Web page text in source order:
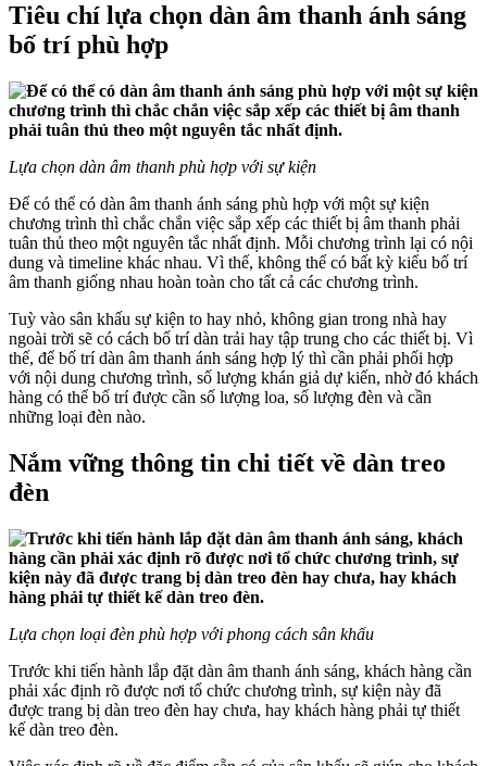
Tiêu chí lựa chọn dàn âm thanh ánh sáng
bố trí phù hợp
Lựa chọn dàn âm thanh phù hợp với sự kiện
Để có thể có dàn âm thanh ánh sáng phù hợp với một sự kiện
chương trình thì chắc chắn việc sắp xếp các thiết bị âm thanh phải
tuân thủ theo một nguyên tắc nhất định. Mỗi chương trình lại có nội
dung và timeline khác nhau. Vì thế, không thể có bất kỳ kiểu bố trí
âm thanh giống nhau hoàn toàn cho tất cả các chương trình.
Tuỳ vào sân khấu sự kiện to hay nhỏ, không gian trong nhà hay
ngoài trời sẽ có cách bố trí dàn trải hay tập trung cho các thiết bị. Vì
thế, để bố trí dàn âm thanh ánh sáng hợp lý thì cần phải phối hợp
với nội dung chương trình, số lượng khán giả dự kiến, nhờ đó khách
hàng có thể bố trí được cần số lượng loa, số lượng đèn và cần
những loại đèn nào.
Nắm vững thông tin chi tiết về dàn treo
đèn
Lựa chọn loại đèn phù hợp với phong cách sân khấu
Trước khi tiến hành lắp đặt dàn âm thanh ánh sáng, khách hàng cần
phải xác định rõ được nơi tổ chức chương trình, sự kiện này đã
được trang bị dàn treo đèn hay chưa, hay khách hàng phải tự thiết
kế dàn treo đèn.